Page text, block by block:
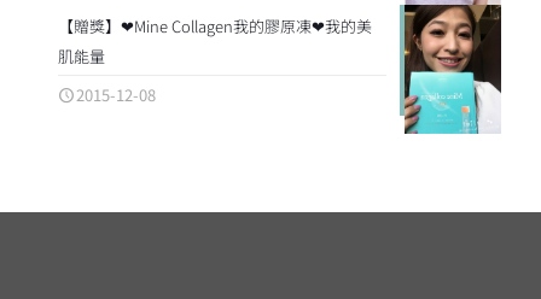
【贈獎】❤Mine Collagen我的膠原凍❤我的美
肌能量
2015-12-08